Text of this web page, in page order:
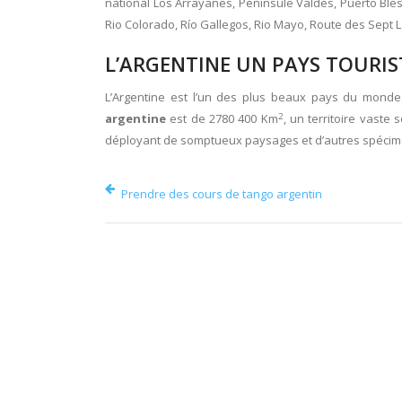
Rio Colorado, Río Gallegos, Rio Mayo, Route des
L’ARGENTINE UN PAYS
L’Argentine est l’un des plus beaux pays du
argentine est de 2780 400 Km2, un territoire vaste
déployant de somptueux paysages et d’autres
Prendre des cours de tango argentin